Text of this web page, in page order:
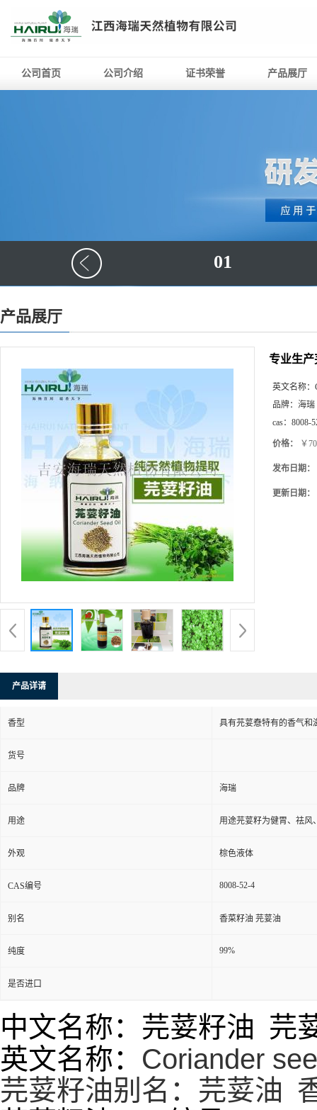
公司首页 公司介绍 证书荣誉 产品展厅
01
产品展厅
专业生产
英文名称：
品牌： 海瑞
cas： 8008-
价格： ￥
发布日期：
更新日期：
产品详请
香型 具有芫荽憃特有的香气和
货号
品牌 海瑞
用途 用途芫荽籽为健胃、祛风
外观 棕色液体
CAS编号 8008-52-4
别名 香菜籽油 芫荽油
纯度 99%
是否进口
中文名称：芫荽籽油 芫
英文名称： Coriander
芫荽籽油别名：芫荽油